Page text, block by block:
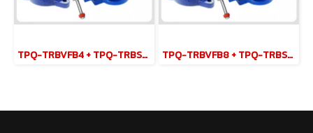
TPQ-TRBVFB4 + TPQ-TRBSWV4 ชุดปากกาจับชิ้นงาน 100 มม. (4") พร้อมฐานหมุน TPQ-TRBVFB8 + TPQ-TRBSWV8 ชุดปากกาจับชิ้นงาน 200 มม. (8") พร้อมฐานหมุน